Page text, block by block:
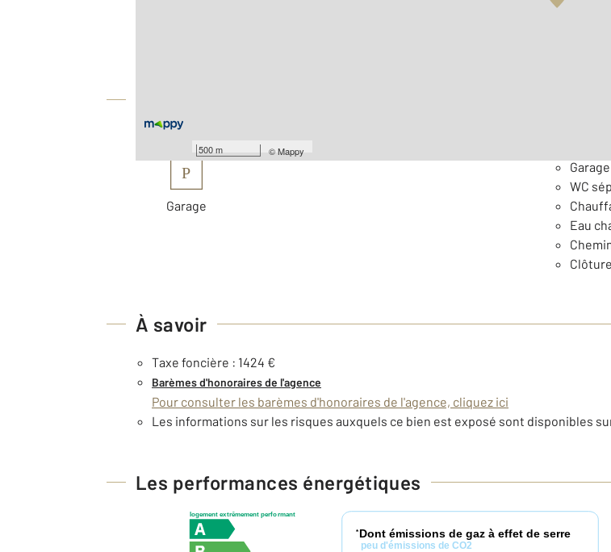
500 m ©Mappy
P
Garage
WC
Eau
Clôture
À savoir
Taxe foncière : 1424 €
Barèmes d'honoraires de l'agence
Pour consulter les barèmes d'honoraires de l'agence, cliquez ici
Les informations sur les risques auxquels ce bien est exposé sont disponibles
Les performances énergétiques
logement extrêmement performant
* Dont émissions de gaz à effet de serre
peu d'émissions de CO2